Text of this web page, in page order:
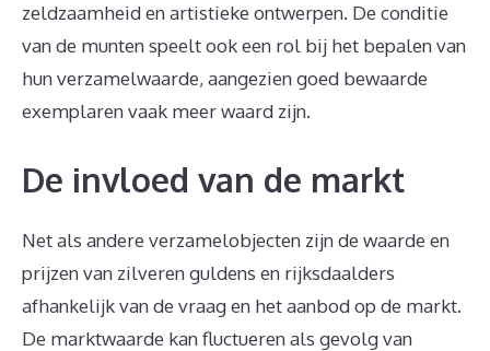
zeldzaamheid en artistieke ontwerpen. De conditie
van de munten speelt ook een rol bij het bepalen van
hun verzamelwaarde, aangezien goed bewaarde
exemplaren vaak meer waard zijn.
De invloed van de markt
Net als andere verzamelobjecten zijn de waarde en
prijzen van zilveren guldens en rijksdaalders
afhankelijk van de vraag en het aanbod op de markt.
De marktwaarde kan fluctueren als gevolg van